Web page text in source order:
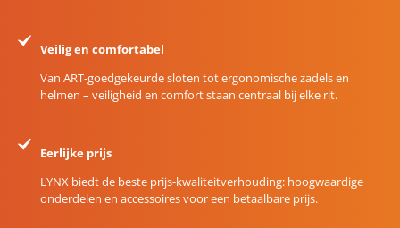
Veilig en comfortabel
Van ART-goedgekeurde sloten tot ergonomische zadels en
helmen – veiligheid en comfort staan centraal bij elke rit.
Eerlijke prijs
LYNX biedt de beste prijs-kwaliteitverhouding: hoogwaardige
onderdelen en accessoires voor een betaalbare prijs.